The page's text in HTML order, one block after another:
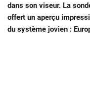
dans son viseur. La
offert un aperçu
du système jovien :